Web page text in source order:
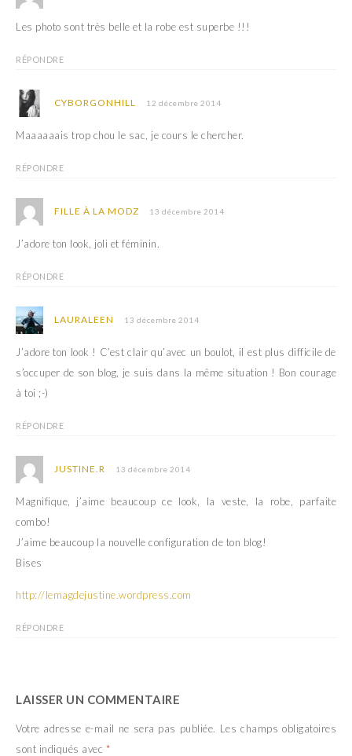
Les photo sont très belle et la robe est superbe !!!
RÉPONDRE
CYBORGONHILL 12 décembre 2014
Maaaaaais trop chou le sac, je cours le chercher.
RÉPONDRE
FILLE À LA MODZ 13 décembre 2014
J’adore ton look, joli et féminin.
RÉPONDRE
LAURALEEN 13 décembre 2014
J’adore ton look ! C’est clair qu’avec un boulot, il est plus difficile de
s’occuper de son blog, je suis dans la même situation ! Bon courage
à toi ;-)
RÉPONDRE
JUSTINE.R 13 décembre 2014
Magnifique, j’aime beaucoup ce look, la veste, la robe, parfaite
combo!
J’aime beaucoup la nouvelle configuration de ton blog!
Bises
http://lemagdejustine.wordpress.com
RÉPONDRE
LAISSER UN COMMENTAIRE
Votre adresse e-mail ne sera pas publiée. Les champs obligatoires
sont indiqués avec *